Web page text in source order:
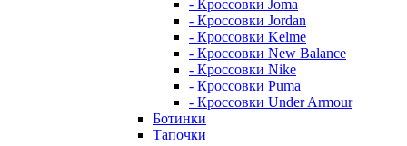
- Кроссовки Joma
- Кроссовки Jordan
- Кроссовки Kelme
- Кроссовки New Balance
- Кроссовки Nike
- Кроссовки Puma
- Кроссовки Under Armour
Ботинки
Тапочки